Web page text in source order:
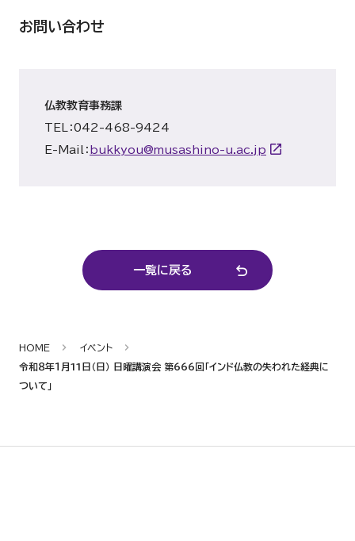
お問い合わせ
仏教教育事務課
TEL：042-468-9424
E-Mail： bukkyou@musashino-u.ac.jp
一覧に戻る
HOME
イベント
令和８年１月11日（日） 日曜講演会 第666回「インド仏教の失われた経典に
ついて」